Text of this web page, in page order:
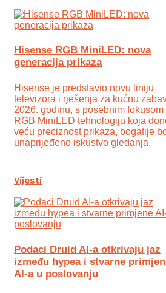
Hisense RGB MiniLED: nova
generacija prikaza
Hisense je predstavio novu liniju
televizora i rješenja za kućnu
2026. godinu, s posebnim fokusom
RGB MiniLED tehnologiju koja
veću preciznost prikaza, bogatije
unaprijeđeno iskustvo gledanja.
Vijesti
Podaci Druid AI-a otkrivaju jaz
između hypea i stvarne
AI-a u poslovanju